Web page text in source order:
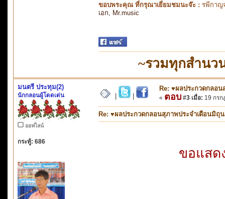
ขอบพระคุณ ที่กรุณาเยี่ยมชมนะจ๊ะ : รพีกาญ
เอก
Mr.music
~รวมทุกสำนว
มนตรี ประทุม(2)
นักกลอนผู้โดดเด่น
ออฟไลน์
กระทู้: 686
Re: ♥ผลประกวดกลอ
« ตอบ #3 เมื่อ: 19 กร
Re: ♥ผลประกวดกลอนสุภาพประจำเดือน
ขอแสด